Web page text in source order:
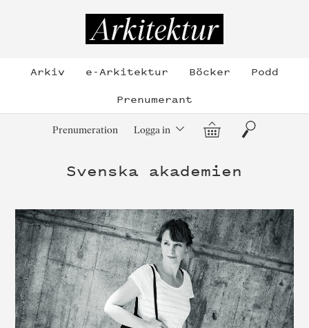
Arkiv e-Arkitektur Böcker
Podd
Prenumerant
Prenumeration Logga in Varukorg
Sök
Svenska akademien